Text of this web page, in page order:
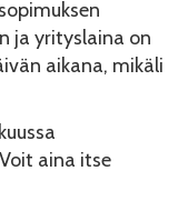
ja yrityslaina on
aikana, mikäli
aina itse